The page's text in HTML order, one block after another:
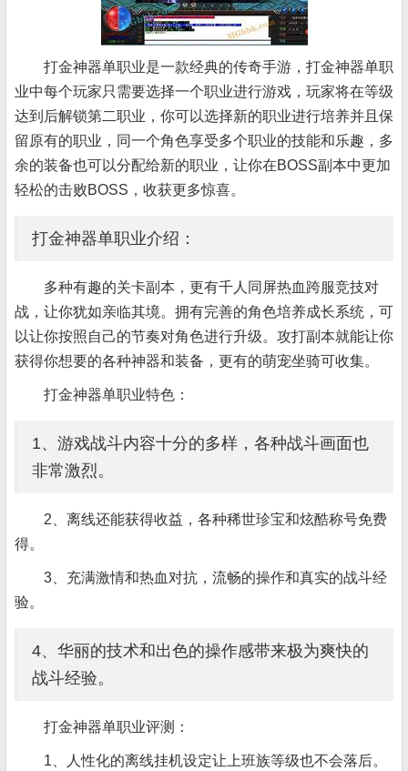
打金神器单职业是一款经典的传奇手游，打金神器单职
业中每个玩家只需要选择一个职业进行游戏，玩家将在等级
达到后解锁第二职业，你可以选择新的职业进行培养并且保
留原有的职业，同一个角色享受多个职业的技能和乐趣，多
余的装备也可以分配给新的职业，让你在BOSS副本中更加
轻松的击败BOSS，收获更多惊喜。
打金神器单职业介绍：
多种有趣的关卡副本，更有千人同屏热血跨服竞技对
战，让你犹如亲临其境。拥有完善的角色培养成长系统，可
以让你按照自己的节奏对角色进行升级。攻打副本就能让你
获得你想要的各种神器和装备，更有的萌宠坐骑可收集。
打金神器单职业特色：
1、游戏战斗内容十分的多样，各种战斗画面也
非常激烈。
2、离线还能获得收益，各种稀世珍宝和炫酷称号免费
得。
3、充满激情和热血对抗，流畅的操作和真实的战斗经
验。
4、华丽的技术和出色的操作感带来极为爽快的
战斗经验。
打金神器单职业评测：
1、人性化的离线挂机设定让上班族等级也不会落后。